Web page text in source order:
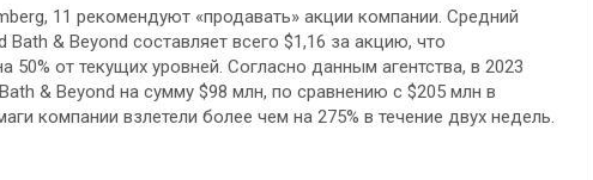
11 рекомендуют «продавать» акции компании. Средний
& Beyond составляет всего $1,16 за акцию, что
от текущих уровней. Согласно данным агентства, в 2023
& Beyond на сумму $98 млн, по сравнению с $205 млн в
компании взлетели более чем на 275% в течение двух недель.